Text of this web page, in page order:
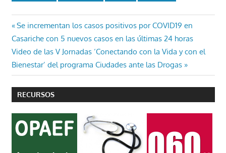
Navegación
de
entradas
Entrada
anterior:
Se incrementan los casos positivos por COVID19 en
Casariche con 5 nuevos casos en las últimas 24 horas
Entrada
siguiente:
Video de las V Jornadas ‘Conectando con la Vida y con el
Bienestar’ del programa Ciudades ante las Drogas
RECURSOS